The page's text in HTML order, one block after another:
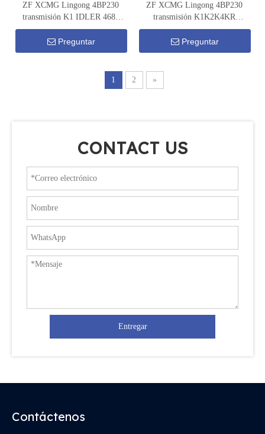
ZF XCMG Lingong 4BP230
transmisión K1 IDLER 4681
371 001
Preguntar
ZF XCMG Lingong 4BP230
transmisión K1K2K4KR
COJINETE TRASERO 0735
372 300
Preguntar
1 2 »
CONTACT US
Entregar
Contáctenos